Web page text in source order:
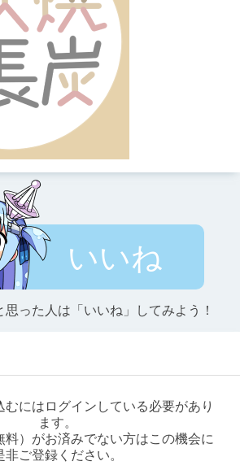
いいね
思った人は「いいね」してみよう！
むにはログインしている必要があり
ます。
料）がお済みでない方はこの機会に
非ご登録ください。